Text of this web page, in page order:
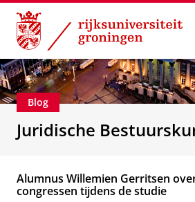
Skip
Content
Skip
Navigation
Over ons
Blog
Juridische
Alumnus Willemien Gerritsen
congressen tijdens de studie